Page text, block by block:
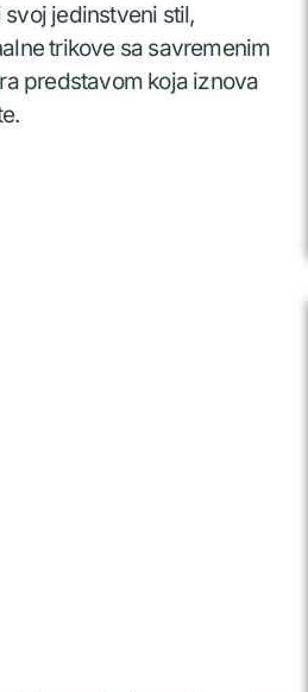
jedinstveni stil,
trikove sa savremenim
predstavom koja iznova